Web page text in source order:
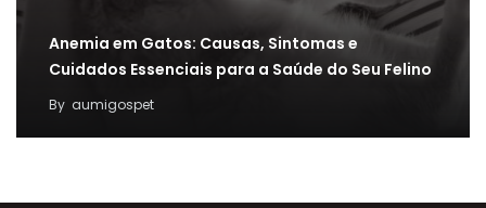
Anemia em Gatos: Causas, Sintomas e
Cuidados Essenciais para a Saúde do Seu Felino
By aumigospet